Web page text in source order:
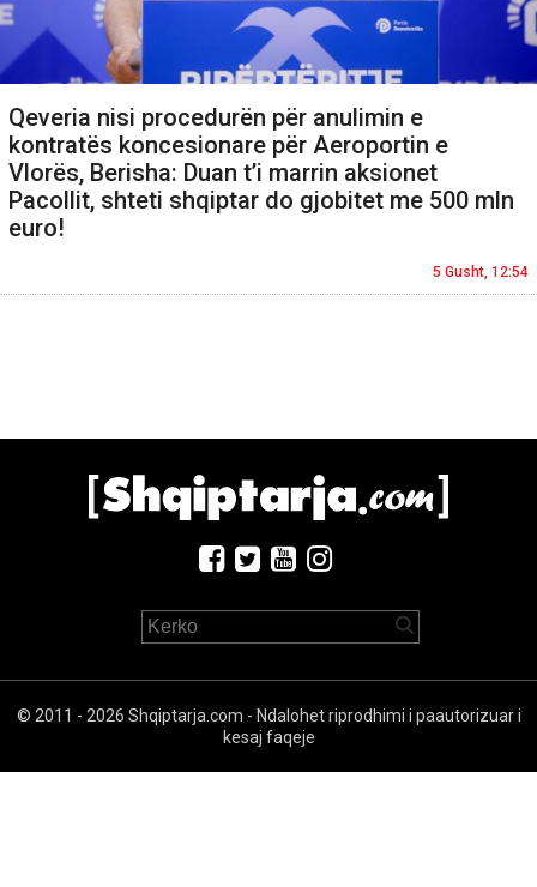
Qeveria nisi procedurën për anulimin e
kontratës koncesionare për Aeroportin e
Vlorës, Berisha: Duan t’i marrin aksionet
Pacollit, shteti shqiptar do gjobitet me 500 mln
euro!
5 Gusht, 12:54
© 2011 - 2026 Shqiptarja.com - Ndalohet riprodhimi i paautorizuar i
kesaj faqeje